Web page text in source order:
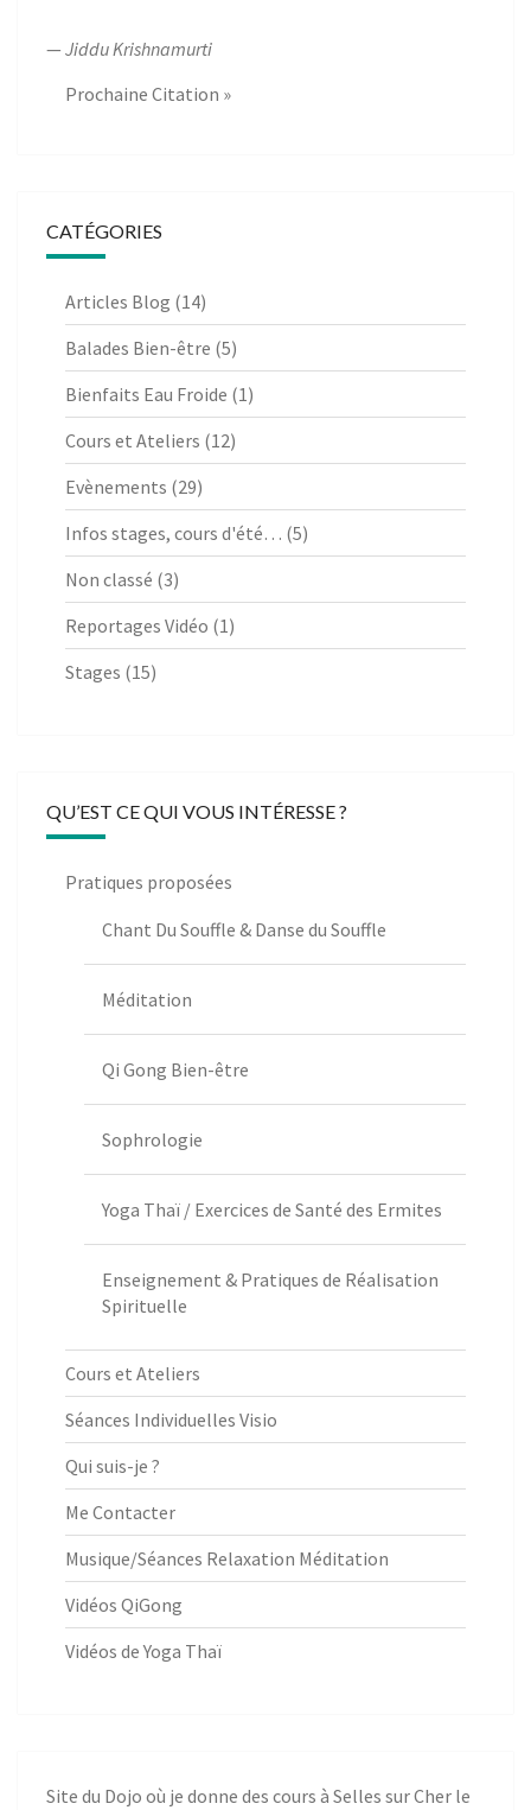
— Jiddu Krishnamurti
Prochaine Citation »
CATÉGORIES
Articles Blog (14)
Balades Bien-être (5)
Bienfaits Eau Froide (1)
Cours et Ateliers (12)
Evènements (29)
Infos stages, cours d'été… (5)
Non classé (3)
Reportages Vidéo (1)
Stages (15)
QU’EST CE QUI VOUS INTÉRESSE ?
Pratiques proposées
Chant Du Souffle & Danse du Souffle
Méditation
Qi Gong Bien-être
Sophrologie
Yoga Thaï / Exercices de Santé des Ermites
Enseignement & Pratiques de Réalisation
Spirituelle
Cours et Ateliers
Séances Individuelles Visio
Qui suis-je ?
Me Contacter
Musique/Séances Relaxation Méditation
Vidéos QiGong
Vidéos de Yoga Thaï
Site du Dojo où je donne des cours à Selles sur Cher le